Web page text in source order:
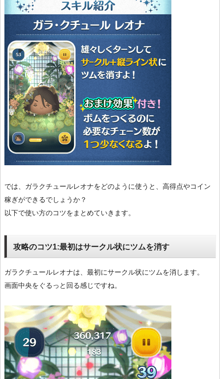
では、ガラクチュールレオナをどのように使うと、高得点やコイン
稼ぎができるでしょうか？
以下で使い方のコツをまとめていきます。
攻略のコツ1:最初はサークル状にツムを消す
ガラクチュールレオナは、最初にサークル状にツムを消します。
画面中央をぐるっと回る感じですね。